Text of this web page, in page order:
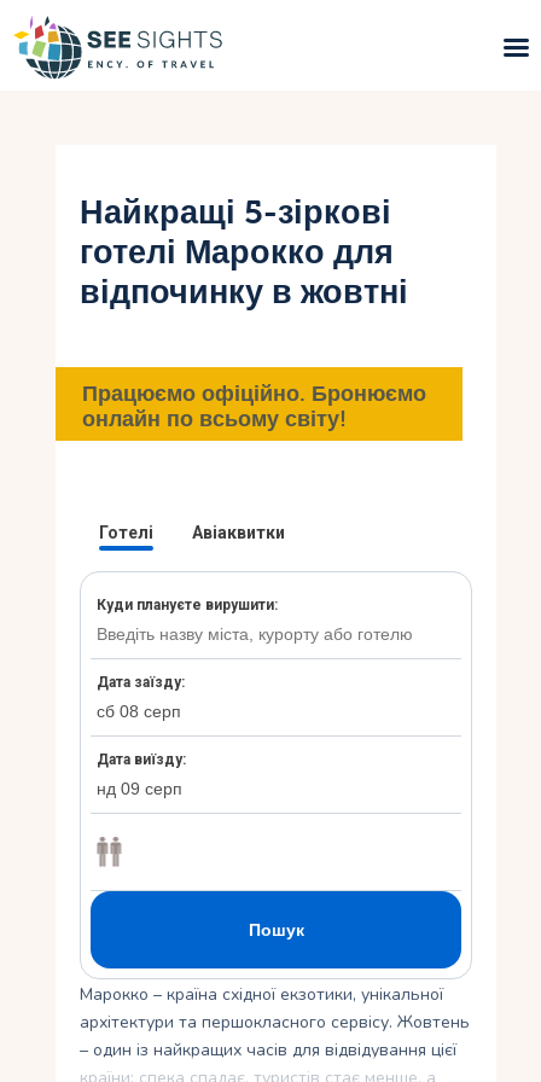
Гарячі тури
Типи Турів
Країни
Інфо
Блог
Найкращі 5-зіркові
готелі Марокко для
відпочинку в жовтні
Працюємо офіційно. Бронюємо
онлайн по всьому світу!
Марокко – країна східної екзотики, унікальної
архітектури та першокласного сервісу. Жовтень
– один із найкращих часів для відвідування цієї